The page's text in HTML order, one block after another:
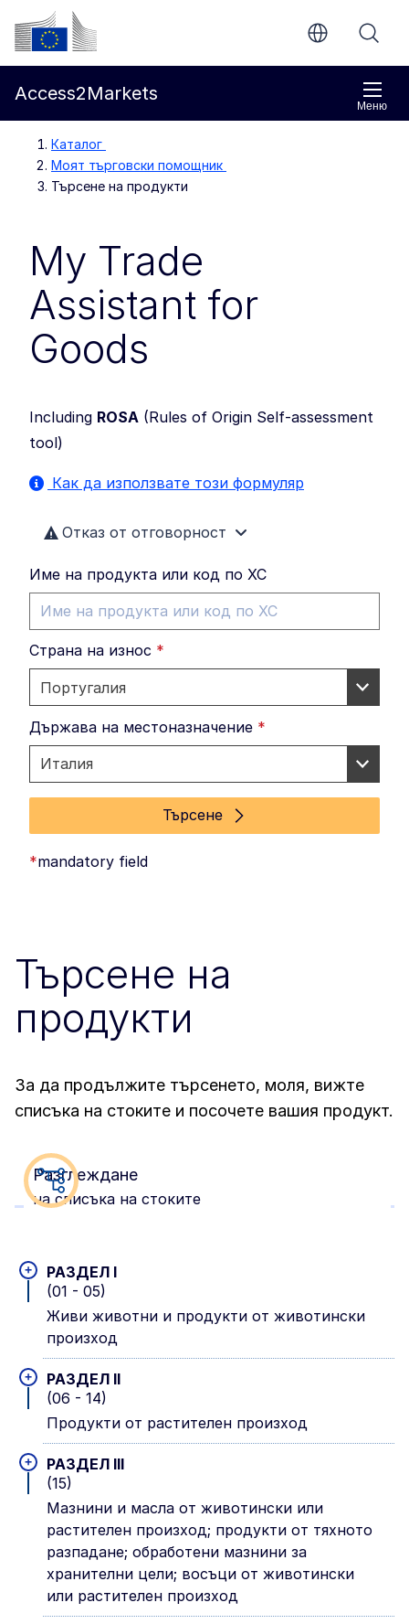
Направо към основното съдържание
Европейска комисия
Меню
Access2Markets
Каталог
Моят търговски помощник
Търсене на продукти
My Trade
Assistant for
Goods
Including ROSA (Rules of Origin Self-assessment
tool)
Как да използвате този формуляр
Отказ от отговорност
Име на продукта или код по ХС
Страна на износ *
Държава на местоназначение *
Търсене
*mandatory field
Търсене на
продукти
За да продължите търсенето, моля, вижте
списъка на стоките и посочете вашия продукт.
Разглеждане
на списъка на стоките
+
РАЗДЕЛ I
(01 - 05)
Живи животни и продукти от животински
произход
+
РАЗДЕЛ II
(06 - 14)
Продукти от растителен произход
+
РАЗДЕЛ III
(15)
Мазнини и масла от животински или
растителен произход; продукти от тяхното
разпадане; обработени мазнини за
хранителни цели; восъци от животински
или растителен произход